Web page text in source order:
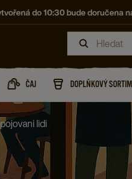
do 10:30 bude doručena
ČAJ DOPLŇKOVÝ
lidi